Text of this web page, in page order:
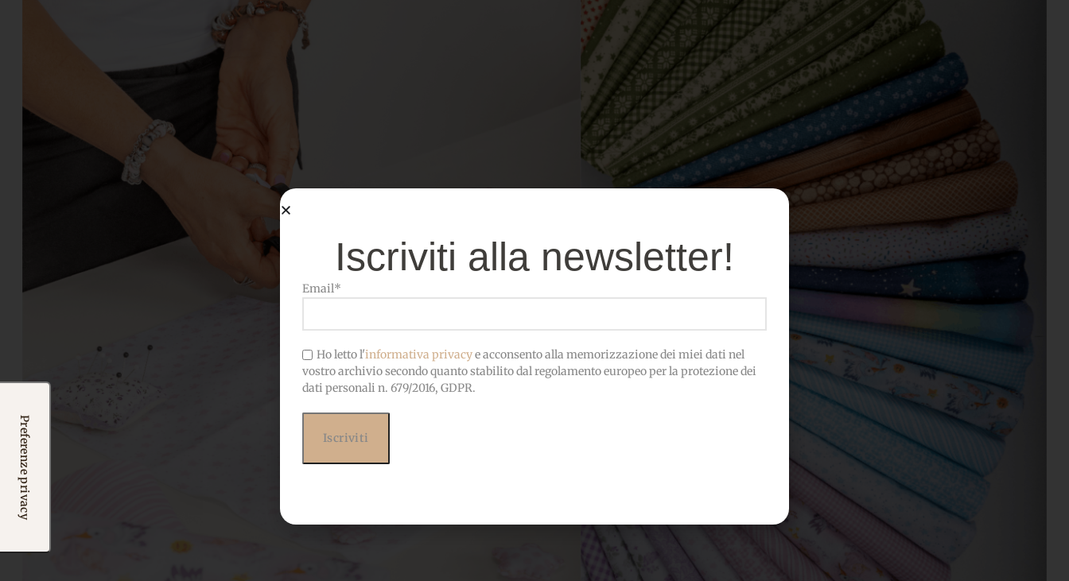
Iscriviti alla newsletter!
Email*
Ho letto l'informativa privacye acconsento alla memorizzazione dei miei dati nel
vostro archivio secondo quanto stabilito dal regolamento europeo per la protezione dei
dati personali n. 679/2016, GDPR.